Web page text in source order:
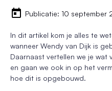
Publicatie: 10 september
In dit artikel kom je alles te
wanneer Wendy van Dijk is
Daarnaast vertellen we je wat
en gaan we ook in op het
hoe dit is opgebouwd.